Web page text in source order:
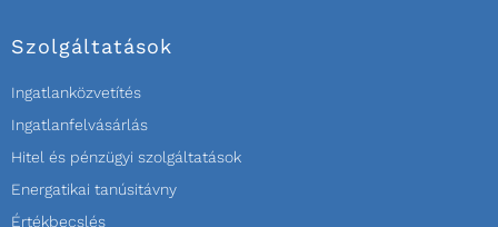
Szolgáltatások
Ingatlanközvetítés
Ingatlanfelvásárlás
Hitel és pénzügyi szolgáltatások
Energatikai tanúsitávny
Értékbecslés